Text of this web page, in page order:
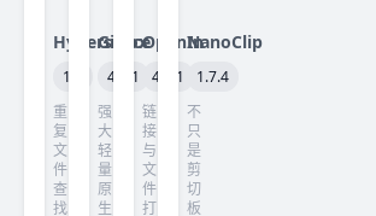
Hyperspace
1.7
重
复
文
件
查
找
Gitfox
4.7.1
强
大
轻
量
原
生
OpenIn
4.4.1
链
接
与
文
件
打
NanoClip
1.7.4
不
只
是
剪
切
板